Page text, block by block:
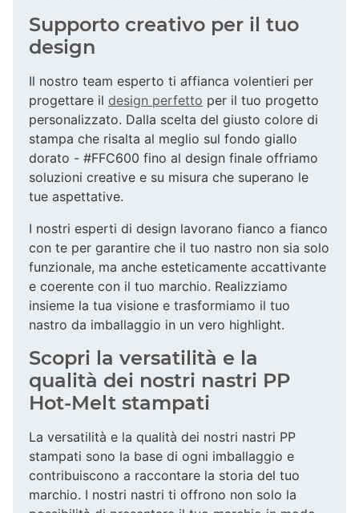
Supporto creativo per il tuo
design
Il nostro team esperto ti affianca volentieri per
progettare il design perfetto per il tuo progetto
personalizzato. Dalla scelta del giusto colore di
stampa che risalta al meglio sul fondo giallo
dorato - #FFC600 fino al design finale offriamo
soluzioni creative e su misura che superano le
tue aspettative.
I nostri esperti di design lavorano fianco a fianco
con te per garantire che il tuo nastro non sia solo
funzionale, ma anche esteticamente accattivante
e coerente con il tuo marchio. Realizziamo
insieme la tua visione e trasformiamo il tuo
nastro da imballaggio in un vero highlight.
Scopri la versatilità e la
qualità dei nostri nastri PP
Hot-Melt stampati
La versatilità e la qualità dei nostri nastri PP
stampati sono la base di ogni imballaggio e
contribuiscono a raccontare la storia del tuo
marchio. I nostri nastri ti offrono non solo la